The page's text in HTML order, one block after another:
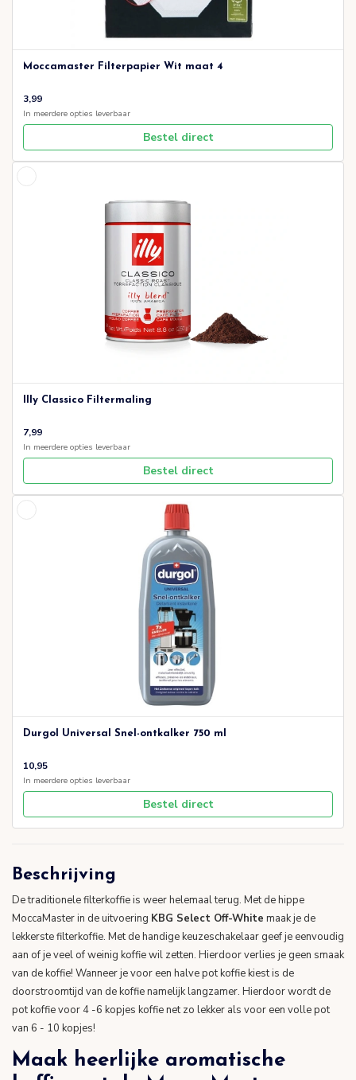
Beschrijving
De traditionele filterkoffie is weer helemaal terug. Met de hippe
MoccaMaster in de uitvoering KBG Select Off-White maak je de
lekkerste filterkoffie. Met de handige keuzeschakelaar geef je eenvoudig
aan of je veel of weinig koffie wil zetten. Hierdoor verlies je geen smaak
van de koffie! Wanneer je voor een halve pot koffie kiest is de
doorstroomtijd van de koffie namelijk langzamer. Hierdoor wordt de
pot koffie voor 4 -6 kopjes koffie net zo lekker als voor een volle pot
van 6 - 10 kopjes!
Maak heerlijke aromatische
Moccamaster Filterpapier Wit maat 4
3,99
In meerdere opties leverbaar
Bestel direct
Illy Classico Filtermaling
7,99
In meerdere opties leverbaar
Bestel direct
Durgol Universal Snel-ontkalker 750 ml
10,95
In meerdere opties leverbaar
Bestel direct